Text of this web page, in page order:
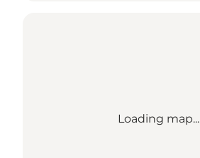
Loading map...